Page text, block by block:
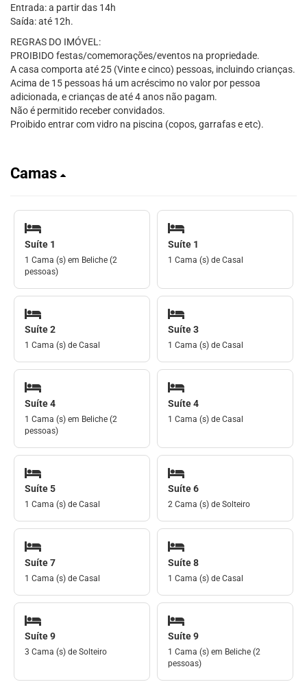
Entrada: a partir das 14h
Saída: até 12h.
REGRAS DO IMÓVEL:
PROIBIDO festas/comemorações/eventos na propriedade.
A casa comporta até 25 (Vinte e cinco) pessoas, incluindo crianças.
Acima de 15 pessoas há um acréscimo no valor por pessoa
adicionada, e crianças de até 4 anos não pagam.
Não é permitido receber convidados.
Proibido entrar com vidro na piscina (copos, garrafas e etc).
Camas
Suíte 1
1 Cama (s) em Beliche (2
pessoas)
Suíte 1
1 Cama (s) de Casal
Suíte 2
1 Cama (s) de Casal
Suíte 3
1 Cama (s) de Casal
Suíte 4
1 Cama (s) em Beliche (2
pessoas)
Suíte 4
1 Cama (s) de Casal
Suíte 5
1 Cama (s) de Casal
Suíte 6
2 Cama (s) de Solteiro
Suíte 7
1 Cama (s) de Casal
Suíte 8
1 Cama (s) de Casal
Suíte 9
3 Cama (s) de Solteiro
Suíte 9
1 Cama (s) em Beliche (2
pessoas)